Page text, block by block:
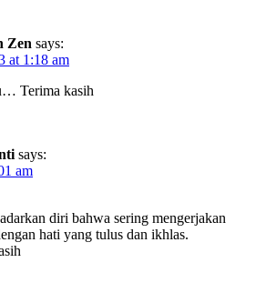
Zen says:
at 1:18 am
Terima kasih
says:
am
diri bahwa sering mengerjakan
hati yang tulus dan ikhlas.